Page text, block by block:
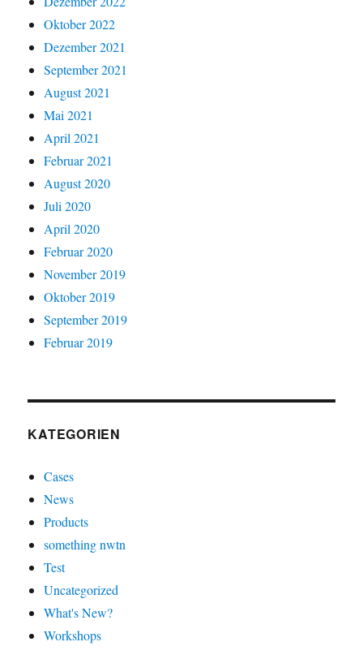
Oktober 2022
Dezember 2021
September 2021
August 2021
Mai 2021
April 2021
Februar 2021
August 2020
Juli 2020
April 2020
Februar 2020
November 2019
Oktober 2019
September 2019
Februar 2019
KATEGORIEN
Cases
News
Products
something nwtn
Test
Uncategorized
What's New?
Workshops